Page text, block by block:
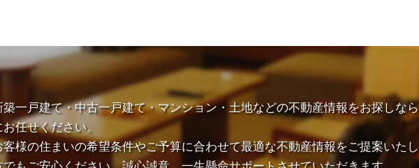
一戸建て・中古一戸建て・マンション・土地などの不動産情報をお探しなら
任せください。
様の住まいの希望条件やご予算に合わせて最適な不動産情報をご提案いた